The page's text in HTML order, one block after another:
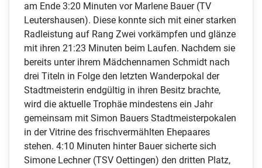
am Ende 3:20 Minuten vor Marlene Bauer (TV
Leutershausen). Diese konnte sich mit einer starken
Radleistung auf Rang Zwei vorkämpfen und glänze
mit ihren 21:23 Minuten beim Laufen. Nachdem sie
bereits unter ihrem Mädchennamen Schmidt nach
drei Titeln in Folge den letzten Wanderpokal der
Stadtmeisterin endgültig in ihren Besitz brachte,
wird die aktuelle Trophäe mindestens ein Jahr
gemeinsam mit Simon Bauers Stadtmeisterpokalen
in der Vitrine des frischvermählten Ehepaares
stehen. 4:10 Minuten hinter Bauer sicherte sich
Simone Lechner (TSV Oettingen) den dritten Platz,